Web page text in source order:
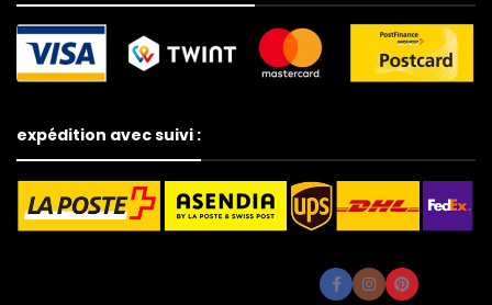
expédition avec suivi :